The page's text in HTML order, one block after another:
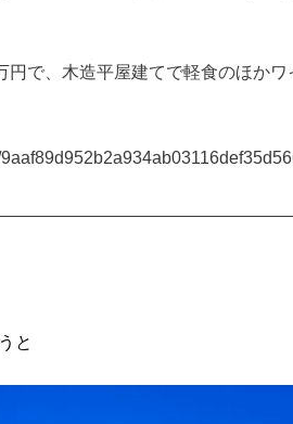
円で、木造平屋建てで軽食のほか
と